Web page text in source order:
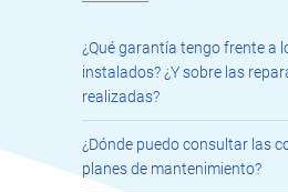
¿Qué garantía tengo frente a
instalados? ¿Y sobre las
realizadas?
¿Dónde puedo consultar las
planes de mantenimiento?